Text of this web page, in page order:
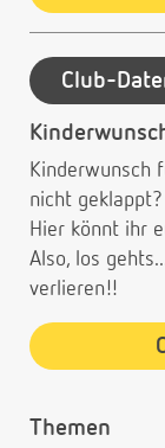
Club-
Kinderwunsch
nicht geklappt?
Hier könnt ihr
Also, los
verlieren!!
Themen